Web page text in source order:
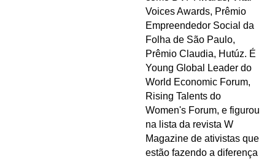
Voices Awards, Prêmio
Empreendedor Social da
Folha de São Paulo,
Prêmio Claudia, Hutúz. É
Young Global Leader do
World Economic Forum,
Rising Talents do
Women's Forum, e figurou
na lista da revista W
Magazine de ativistas que
estão fazendo a diferença